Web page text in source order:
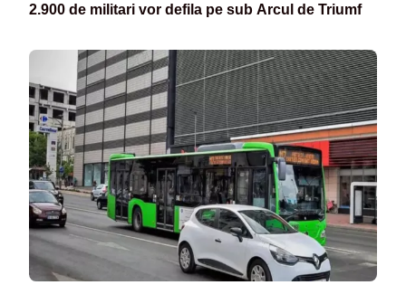
2.900 de militari vor defila pe sub Arcul de Triumf